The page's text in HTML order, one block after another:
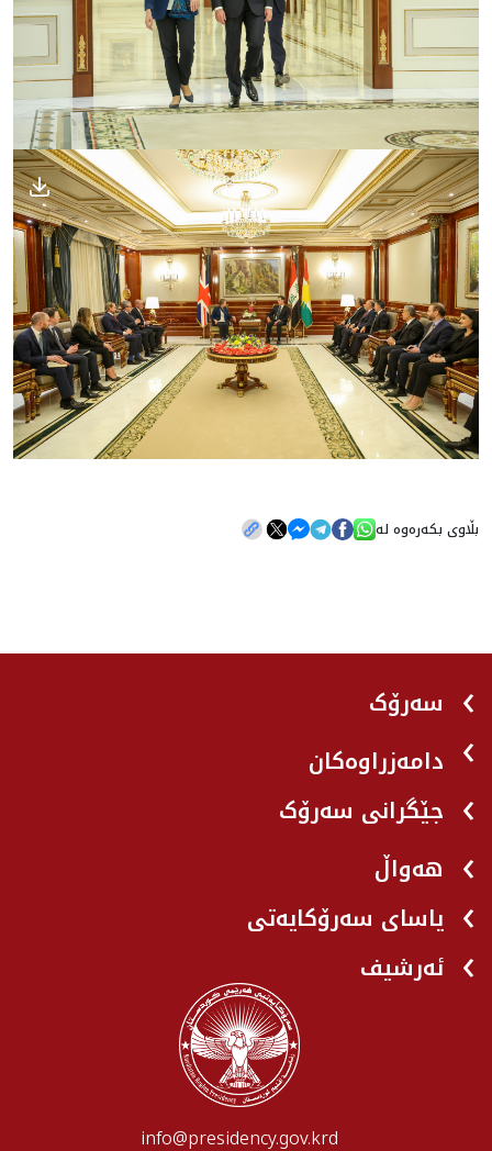
بڵاوی بکەرەوە لە
سەرۆک
دامەزراوەکان
جێگرانی سه‌رۆک
هه‌واڵ
یاسای سەرۆکایەتی
ئەرشیف
info@presidency.gov.krd